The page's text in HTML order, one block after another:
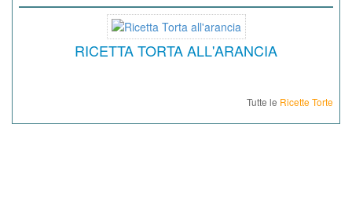
RICETTA TORTA ALL'ARANCIA
Tutte le Ricette Torte